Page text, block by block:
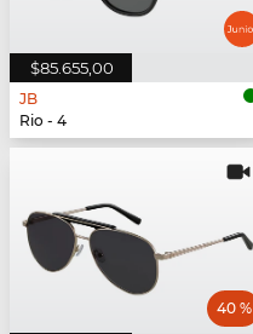
$85.655,00
JB
Rio - 4
40 %